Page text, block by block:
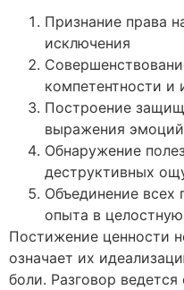
Признание права
исключения
компетентности и
Построение
выражения эмоций
Обнаружение
деструктивных
Объединение всех
опыта в
Постижение ценности
означает их
боли. Разговор